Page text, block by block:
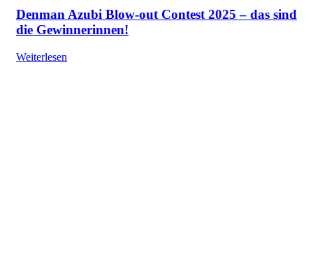
Denman Azubi Blow-out Contest 2025 – das sind
die Gewinnerinnen!
Weiterlesen